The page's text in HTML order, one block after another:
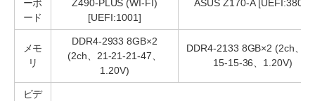
ーボ
ード
Z490-PLUS (WI-FI)
[UEFI:1001]
ASUS Z170-A [UEFI:3802]
メモ
リ
DDR4-2933 8GB×2
(2ch、21-21-21-47、
1.20V)
DDR4-2133 8GB×2 (2ch、
15-15-36、1.20V)
ビデ